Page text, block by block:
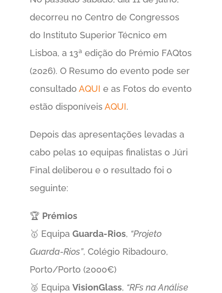
decorreu no Centro de Congressos
do Instituto Superior Técnico em
Lisboa, a 13ª edição do Prémio FAQtos
(2026). O Resumo do evento pode ser
consultado AQUI e as Fotos do evento
estão disponíveis AQUI.
Depois das apresentações levadas a
cabo pelas 10 equipas finalistas o Júri
Final deliberou e o resultado foi o
seguinte:
🏆 Prémios
🥇 Equipa Guarda-Rios, “Projeto
Guarda-Rios”, Colégio Ribadouro,
Porto/Porto (2000€)
🥈 Equipa VisionGlass, “RFs na Análise